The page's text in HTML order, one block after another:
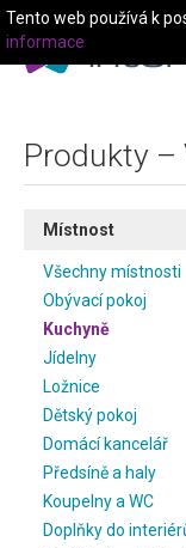
Produkty –
Místnost
Všechny místnosti
Obývací pokoj
Kuchyně
Jídelny
Ložnice
Dětský pokoj
Domácí kancelář
Předsíně a haly
Koupelny a WC
Doplňky do
Tento web používá k
informace